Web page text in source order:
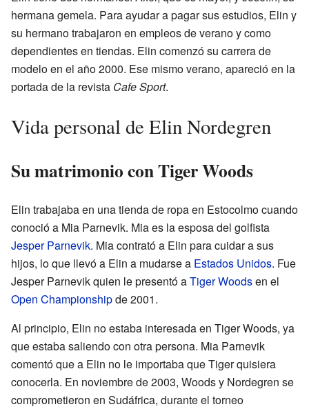
hermana gemela. Para ayudar a pagar sus estudios, Elin y
su hermano trabajaron en empleos de verano y como
dependientes en tiendas. Elin comenzó su carrera de
modelo en el año 2000. Ese mismo verano, apareció en la
portada de la revista Cafe Sport.
Vida personal de Elin Nordegren
Su matrimonio con Tiger Woods
Elin trabajaba en una tienda de ropa en Estocolmo cuando
conoció a Mia Parnevik. Mia es la esposa del golfista
Jesper Parnevik. Mia contrató a Elin para cuidar a sus
hijos, lo que llevó a Elin a mudarse a Estados Unidos. Fue
Jesper Parnevik quien le presentó aTiger Woodsen el
Open Championshipde 2001.
Al principio, Elin no estaba interesada en Tiger Woods, ya
que estaba saliendo con otra persona. Mia Parnevik
comentó que a Elin no le importaba que Tiger quisiera
conocerla. En noviembre de 2003, Woods y Nordegren se
comprometieron en Sudáfrica, durante el torneo